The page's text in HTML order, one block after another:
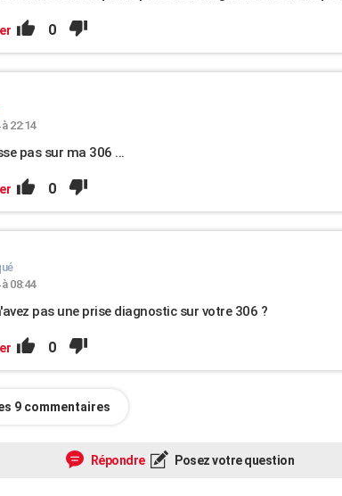
0
22:14
pas sur ma 306 ...
0
08:44
pas une prise diagnostic sur votre 306 ?
0
9 commentaires
Répondre Posez votre question